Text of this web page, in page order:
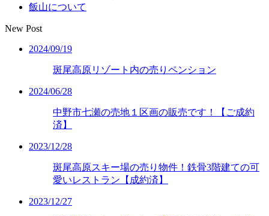
飯山について
New Post
2024/09/19
斑尾高原リゾート内の売りペンション
2024/06/28
中野市七瀬の売地１区画の販売です！【ご成約
済】
2023/12/28
斑尾高原スキー場の売り物件！鉄骨3階建ての可
愛いレストラン【成約済】
2023/12/27